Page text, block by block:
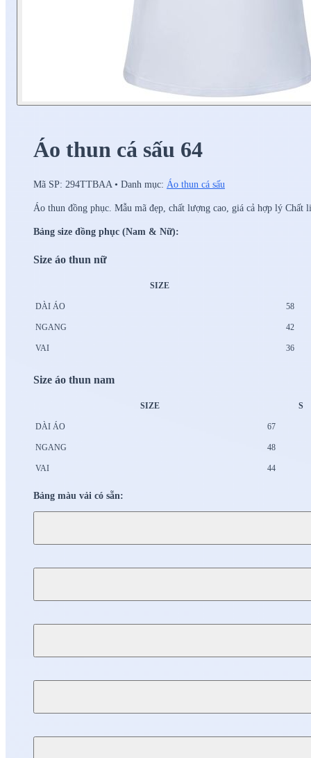
Áo thun cá sấu 64
Mã SP: 294TTBAA • Danh mục: Áo thun cá sấu
Áo thun đồng phục. Mẫu mã đẹp, chất lượng cao, giá cả hợp lý
Bảng size đồng phục (Nam & Nữ):
Size áo thun nữ
SIZE
DÀI ÁO 58
NGANG 42
VAI 36
Size áo thun nam
SIZE S
DÀI ÁO 67
NGANG 48
VAI 44
Bảng màu vải có sẵn: